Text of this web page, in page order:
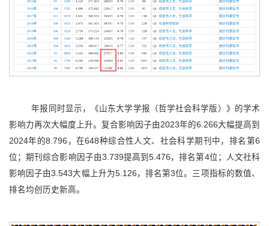
年报同时显示，《山东大学学报（哲学社会科学版）》的学术
影响力再次大幅度上升。复合影响因子由2023年的6.266大幅提高到
2024年的8.796，在648种综合性人文、社会科学期刊中，排名第6
位；期刊综合影响因子由3.739提高到5.476，排名第4位；人文社科
影响因子由3.543大幅上升为5.126，排名第3位。三项指标的数值、
排名均创历史新高。